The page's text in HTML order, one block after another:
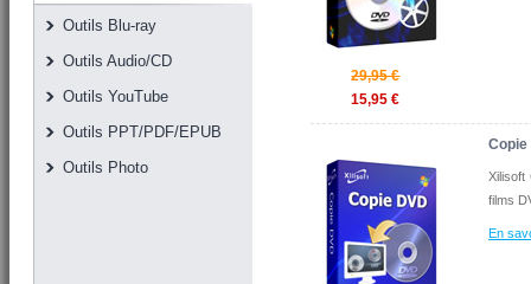
29,95 €
15,95 €
Copie
Xilisoft
films
En
Outils Blu-ray
Outils Audio/CD
Outils YouTube
Outils PPT/PDF/EPUB
Outils Photo